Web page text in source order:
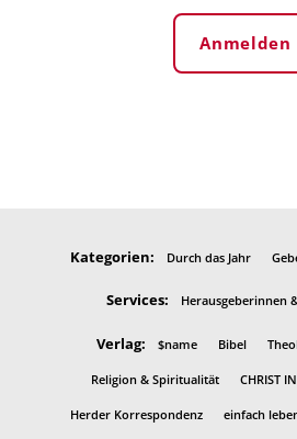
Anmelden
Kategorien: Durch das Jahr
Services: Herausgeberinnen
Verlag: $name Bibel
Religion & Spiritualität CHRIST
Herder Korrespondenz einfach